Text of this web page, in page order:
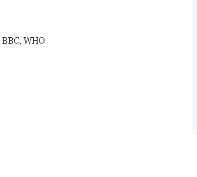
BBC, WHO